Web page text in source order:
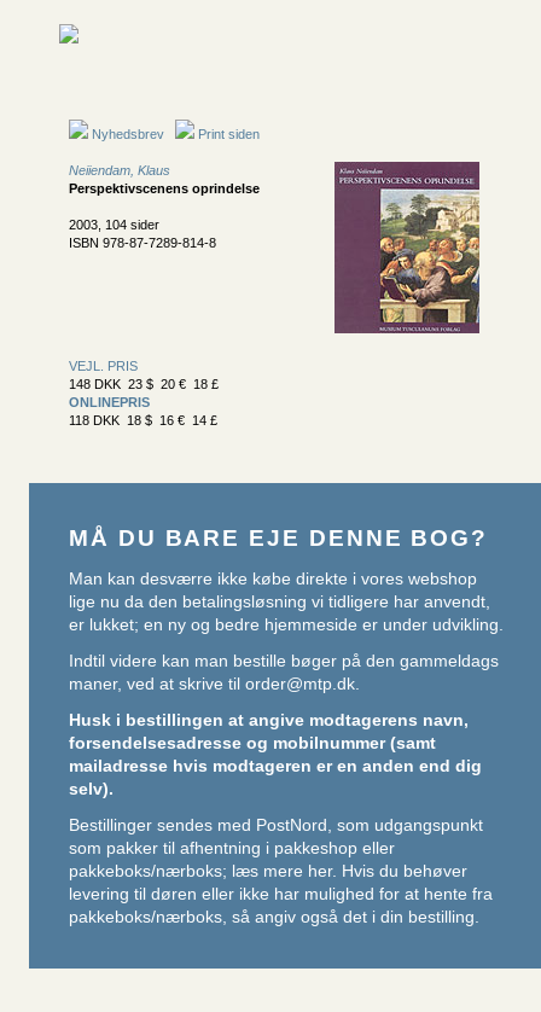
Nyhedsbrev Print siden
Neiiendam, Klaus
Perspektivscenens oprindelse
2003, 104 sider
ISBN 978-87-7289-814-8
VEJL. PRIS
148 DKK 23 $ 20 € 18 £
ONLINEPRIS
118 DKK 18 $ 16 € 14 £
MÅ DU BARE EJE DENNE BOG?
Man kan desværre ikke købe direkte i vores webshop
lige nu da den betalingsløsning vi tidligere har anvendt,
er lukket; en ny og bedre hjemmeside er under udvikling.
Indtil videre kan man bestille bøger på den gammeldags
maner, ved at skrive til order@mtp.dk.
Husk i bestillingen at angive modtagerens navn,
forsendelsesadresse og mobilnummer (samt
mailadresse hvis modtageren er en anden end dig
selv).
Bestillinger sendes med PostNord, som udgangspunkt
som pakker til afhentning i pakkeshop eller
pakkeboks/nærboks; læs mere her. Hvis du behøver
levering til døren eller ikke har mulighed for at hente fra
pakkeboks/nærboks, så angiv også det i din bestilling.